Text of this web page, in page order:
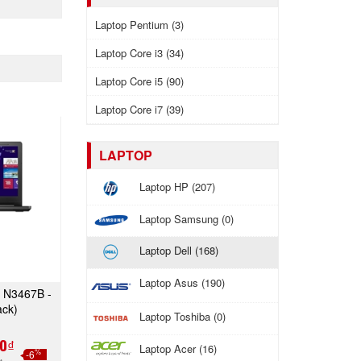
-
-6%
Laptop Pentium (3)
Laptop Core i3 (34)
Laptop Core i5 (90)
Laptop Core i7 (39)
LAPTOP
Laptop HP (207)
Laptop Samsung (0)
Laptop Dell (168)
Laptop Asus (190)
Laptop Toshiba (0)
Laptop Acer (16)